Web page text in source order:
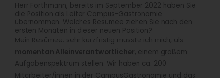
Herr Forthmann, bereits im September 2022 haben Sie
die Position als Leiter Campus-Gastronomie
übernommen. Welches Resümee ziehen Sie nach den
ersten Monaten in dieser neuen Position?
Mein Resümee: sehr kurzfristig musste ich mich, als
momentan Alleinverantwortlicher, einem großem
Aufgabenspektrum stellen. Wir haben ca. 200
Mitarbeiter/innen in der CampusGastronomie und das